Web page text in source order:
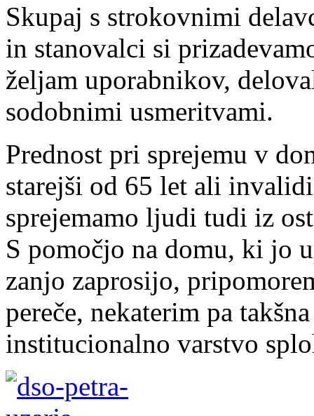
Skupaj s strokovnimi
in stanovalci si
željam uporabnikov,
sodobnimi usmeritvami.
Prednost pri sprejemu v
starejši od 65 let ali
sprejemamo ljudi tudi iz
S pomočjo na domu, ki jo
zanjo zaprosijo,
pereče, nekaterim pa
institucionalno varstvo